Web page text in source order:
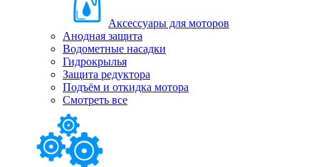
Аксессуары для моторов
Анодная защита
Водометные насадки
Гидрокрылья
Защита редуктора
Подъём и откидка мотора
Смотреть все